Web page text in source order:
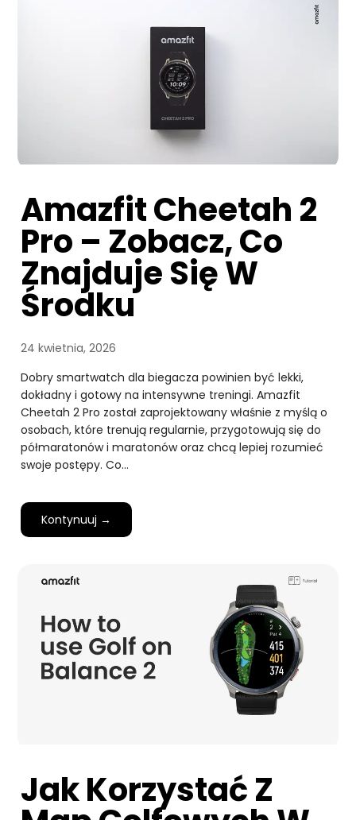
Amazfit Cheetah 2
Pro – Zobacz, Co
Znajduje Się W
Środku
24 kwietnia, 2026
Dobry smartwatch dla biegacza powinien być lekki,
dokładny i gotowy na intensywne treningi. Amazfit
Cheetah 2 Pro został zaprojektowany właśnie z myślą o
osobach, które trenują regularnie, przygotowują się do
półmaratonów i maratonów oraz chcą lepiej rozumieć
swoje postępy. Co…
Kontynuuj →
Jak Korzystać Z